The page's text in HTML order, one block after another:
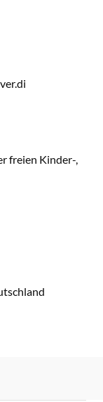
freien Kinder-,